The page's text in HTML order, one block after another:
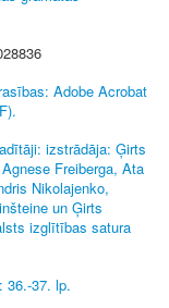
Adobe Acrobat
izstrādāja: Ģirts
Freiberga, Ata
Nikolajenko,
un Ģirts
izglītības satura
36.-37. lp.